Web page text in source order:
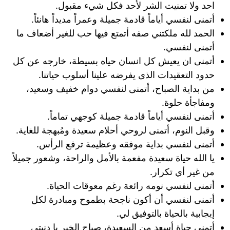
احد ولا تمنيت الشر لأحد فكل شيء مقبول.
أتمنى لنفسي أياماً قادمة جميلة وعمراً مديداً هانئاً.
الحمد لله ملكتني صفه أتمتع فيها حب للغير أضعاف ما
أتمنى لنفسي.
أتمنى ان يعيش كل انسان حياه بسيطة، خارجه عن كل
حدود التعقيدات الذى يفرضه علينا أسلوب حياتنا.
من بداية الصباح، أتمنى لنفسي دوام خفيف وسعيد،
ومفاجأة حلوة.
أتمنى لنفسي أياماً قادمة جميلة كوجهي تماماً.
وقبل النوم، أتمنى لروحي أحلام سعيدة ومُبهجة للغاية.
أتمنى لنفسي بداية موفقه وعظيمة ترفع الرأس.
يا الله حياة سعيدة مفعمة بالأمل والراحة، وشعور جميلاً
من غير أي تكرار.
أتمنى لنفسي نومه رائعة رغم معوقات الحياة.
أتمنى لنفسي أن أكون ناجحة بطموح ومبادرة لكل
إيجابية بالحياة بالتوفيق لي.
أتمنى حياة أسعد من السعيدة، صباح الخير يا دنيتي